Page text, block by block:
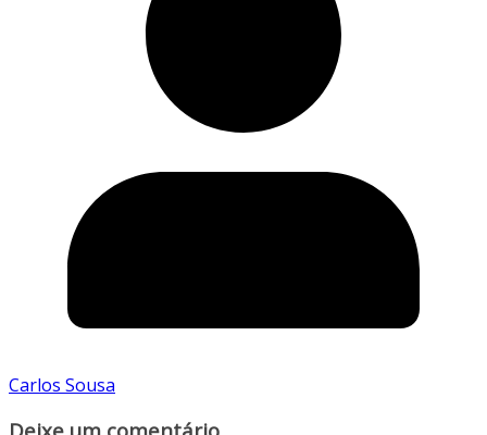
Carlos Sousa